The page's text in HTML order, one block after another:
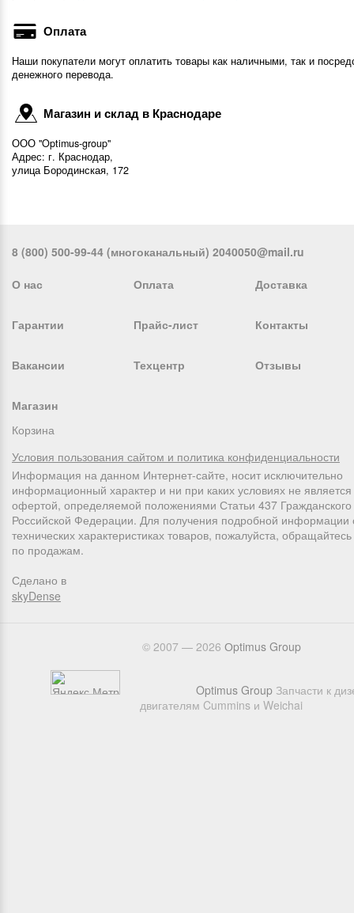
Оплата
Наши покупатели могут оплатить товары как наличными, так и
денежного перевода.
Магазин и склад в Краснодаре
ООО "Optimus-group"
Адрес: г. Краснодар,
улица Бородинская, 172
8 (800) 500-99-44 (многоканальный) 2040050@mail.ru
О нас Оплата Доставка
Гарантии Прайс-лист Контакты
Вакансии Техцентр Отзывы
Магазин
Корзина
Условия пользования сайтом и политика конфиденциальности
Информация на данном Интернет-сайте, носит исключительно
информационный характер и ни при каких условиях не
офертой, определяемой положениями Статьи 437 Гражданского
Российской Федерации. Для получения подробной информации
технических характеристиках товаров, пожалуйста,
по продажам.
Сделано в
skyDense
© 2007 — 2026 Оptimus Group
Optimus Group Запчасти к
двигателям Cummins и Weichai